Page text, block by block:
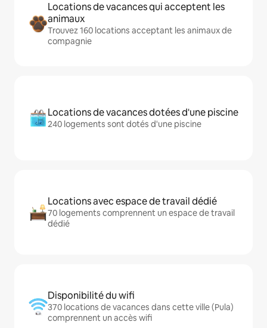
Locations de vacances qui acceptent les
animaux
Trouvez 160 locations acceptant les animaux de
compagnie
Locations de vacances dotées d'une piscine
240 logements sont dotés d'une piscine
Locations avec espace de travail dédié
70 logements comprennent un espace de travail
dédié
Disponibilité du wifi
370 locations de vacances dans cette ville (Pula)
comprennent un accès wifi